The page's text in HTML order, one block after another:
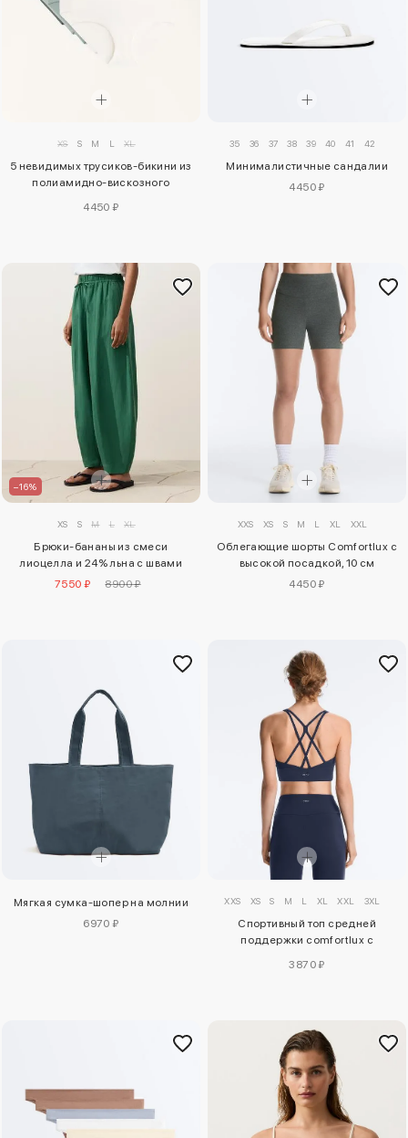
XS S M L XL
5 невидимых трусиков-бикини из
полиамидно-вискозного
4450 ₽
35 36 37 38 39 40 41 42
Минималистичные сандалии
4450 ₽
–16%
XS S M L XL
Брюки-бананы из смеси
лиоцелла и 24% льна с швами
7550 ₽
8900 ₽
XXS XS S M L XL XXL
Облегающие шорты Comfortlux с
высокой посадкой, 10 см
4450 ₽
Мягкая сумка-шопер на молнии
6970 ₽
XXS XS S M L XL XXL 3XL
Спортивный топ средней
поддержки comfortlux с
3870 ₽